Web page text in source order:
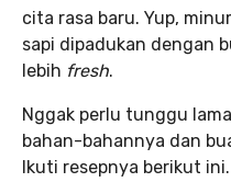
cita rasa baru. Yup,
sapi dipadukan dengan
lebih fresh.
Nggak perlu tunggu
bahan-bahannya dan
Ikuti resepnya berikut ini.